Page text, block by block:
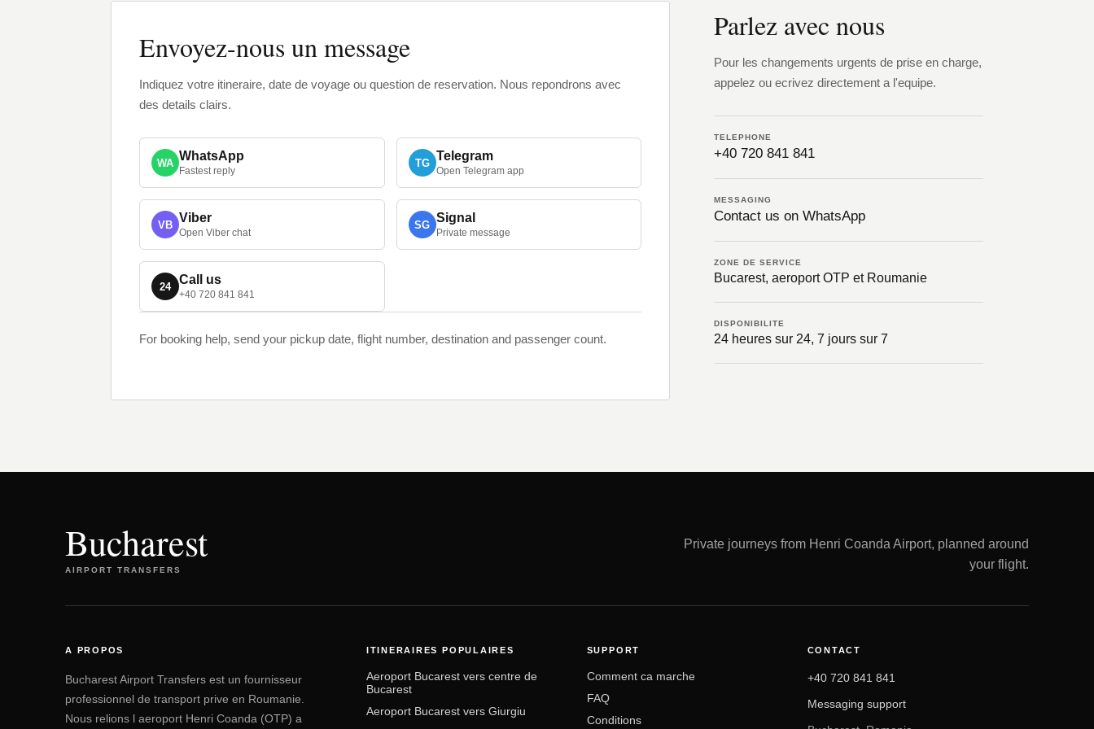
Envoyez-nous un message
Indiquez votre itineraire, date de voyage ou question de reservation. Nous repondrons avec
des details clairs.
WA
WhatsApp
Fastest reply
TG
Telegram
Open Telegram app
VB
Viber
Open Viber chat
SG
Signal
Private message
24
Call us
+40 720 841 841
For booking help, send your pickup date, flight number, destination and passenger count.
Parlez avec nous
Pour les changements urgents de prise en charge,
appelez ou ecrivez directement a l'equipe.
TELEPHONE
+40 720 841 841
MESSAGING
Contact us on WhatsApp
ZONE DE SERVICE
Bucarest, aeroport OTP et Roumanie
DISPONIBILITE
24 heures sur 24, 7 jours sur 7
Bucharest
AIRPORT TRANSFERS
Private journeys from Henri Coanda Airport, planned around
your flight.
A PROPOS
Bucharest Airport Transfers est un fournisseur
professionnel de transport prive en Roumanie.
Nous relions l aeroport Henri Coanda (OTP) a
ITINERAIRES POPULAIRES
Aeroport Bucarest vers centre de
Bucarest
Aeroport Bucarest vers Giurgiu
SUPPORT
Comment ca marche
FAQ
Conditions
CONTACT
+40 720 841 841
Messaging support